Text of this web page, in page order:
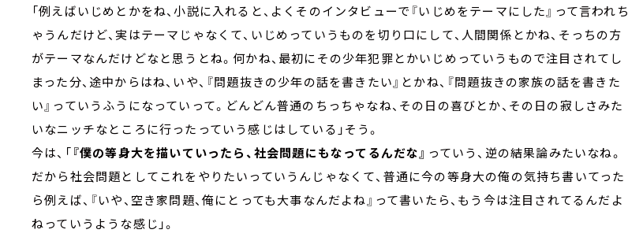
「例えばいじめとかをね、小説に入れると、よくそのインタビューで『いじめをテーマにした』って言われち
ゃうんだけど、実はテーマじゃなくて、いじめっていうものを切り口にして、人間関係とかね、そっちの方
がテーマなんだけどなと思うとね。何かね、最初にその少年犯罪とかいじめっていうもので注目されてし
まった分、途中からはね、いや、『問題抜きの少年の話を書きたい』とかね、『問題抜きの家族の話を書きた
い』っていうふうになっていって。どんどん普通のちっちゃなね、その日の喜びとか、その日の寂しさみた
いなニッチなところに行ったっていう感じはしている」そう。
今は、「『僕の等身大を描いていったら、社会問題にもなってるんだな』 っていう、逆の結果論みたいなね。
だから社会問題としてこれをやりたいっていうんじゃなくて、普通に今の等身大の俺の気持ち書いてった
ら例えば、『いや、空き家問題、俺にとっても大事なんだよね』って書いたら、もう今は注目されてるんだよ
ねっていうような感じ」。